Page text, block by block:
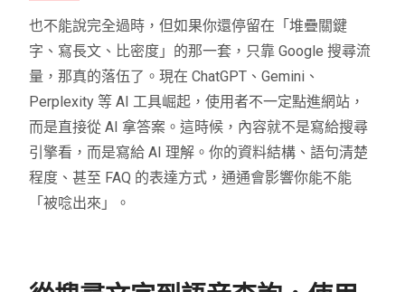
也不能說完全過時，但如果你還停留在「堆疊關鍵
字、寫長文、比密度」的那一套，只靠 Google 搜尋流
量，那真的落伍了。現在 ChatGPT、Gemini、
Perplexity 等 AI 工具崛起，使用者不一定點進網站，
而是直接從 AI 拿答案。這時候，內容就不是寫給搜尋
引擎看，而是寫給 AI 理解。你的資料結構、語句清楚
程度、甚至 FAQ 的表達方式，通通會影響你能不能
「被唸出來」。